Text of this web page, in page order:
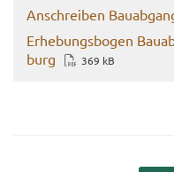
An­schrei­ben
Er­he­bungs­bo­gen
burg
369 kB